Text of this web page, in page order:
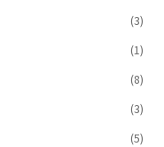
(3)
(1)
(8)
(3)
(5)